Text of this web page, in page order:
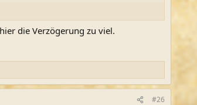
die Verzögerung zu viel.
#26